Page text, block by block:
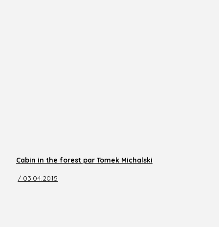
Cabin in the forest par Tomek Michalski
/ 03.04.2015